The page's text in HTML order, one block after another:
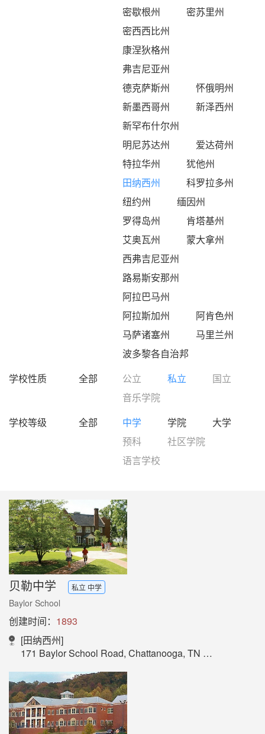
密歇根州
密苏里州
密西西比州
康涅狄格州
弗吉尼亚州
德克萨斯州
怀俄明州
新墨西哥州
新泽西州
新罕布什尔州
明尼苏达州
爱达荷州
特拉华州
犹他州
田纳西州
科罗拉多州
纽约州
缅因州
罗得岛州
肯塔基州
艾奥瓦州
蒙大拿州
西弗吉尼亚州
路易斯安那州
阿拉巴马州
阿拉斯加州
阿肯色州
马萨诸塞州
马里兰州
波多黎各自治邦
学校性质
全部 公立 私立
国立
音乐学院
学校等级
全部 中学 学院
大学
预科
社区学院
语言学校
贝勒中学 私立 中学
Baylor School
创建时间： 1893
[田纳西州]
171 Baylor School Road, Chattanooga, TN 37405